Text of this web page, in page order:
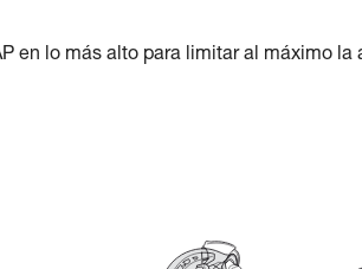
en lo más alto para limitar al máximo